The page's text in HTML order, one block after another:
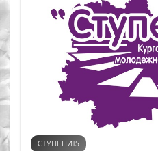
СТУПЕНИ15